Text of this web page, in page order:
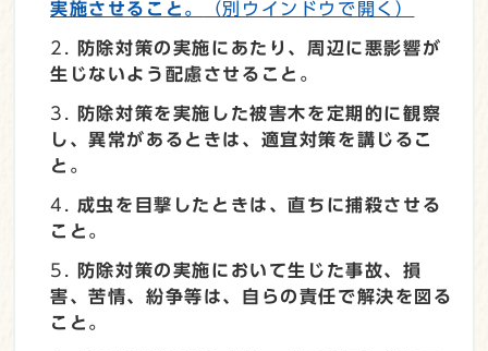
実施させること。
（別ウインドウで開く）
防除対策の実施にあたり、周辺に悪影響が
生じないよう配慮させること。
防除対策を実施した被害木を定期的に観察
し、異常があるときは、適宜対策を講じるこ
と。
成虫を目撃したときは、直ちに捕殺させる
こと。
防除対策の実施において生じた事故、損
害、苦情、紛争等は、自らの責任で解決を図る
こと。